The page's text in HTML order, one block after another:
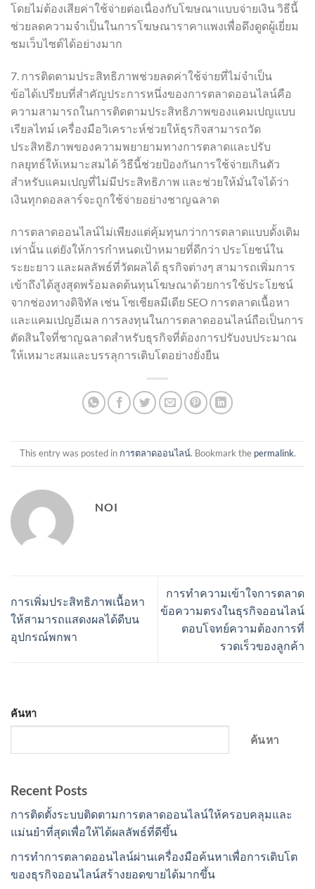
โดยไม่ต้องเสียค่าใช้จ่ายต่อเนื่องกับโฆษณาแบบจ่ายเงิน วิธีนี้
ช่วยลดความจำเป็นในการโฆษณาราคาแพงเพื่อดึงดูดผู้เยี่ยม
ชมเว็บไซต์ได้อย่างมาก
7. การติดตามประสิทธิภาพช่วยลดค่าใช้จ่ายที่ไม่จำเป็น
ข้อได้เปรียบที่สำคัญประการหนึ่งของการตลาดออนไลน์คือ
ความสามารถในการติดตามประสิทธิภาพของแคมเปญแบบ
เรียลไทม์ เครื่องมือวิเคราะห์ช่วยให้ธุรกิจสามารถวัด
ประสิทธิภาพของความพยายามทางการตลาดและปรับ
กลยุทธ์ให้เหมาะสมได้ วิธีนี้ช่วยป้องกันการใช้จ่ายเกินตัว
สำหรับแคมเปญที่ไม่มีประสิทธิภาพ และช่วยให้มั่นใจได้ว่า
เงินทุกดอลลาร์จะถูกใช้จ่ายอย่างชาญฉลาด
การตลาดออนไลน์ไม่เพียงแต่คุ้มทุนกว่าการตลาดแบบดั้งเดิม
เท่านั้น แต่ยังให้การกำหนดเป้าหมายที่ดีกว่า ประโยชน์ใน
ระยะยาว และผลลัพธ์ที่วัดผลได้ ธุรกิจต่างๆ สามารถเพิ่มการ
เข้าถึงได้สูงสุดพร้อมลดต้นทุนโฆษณาด้วยการใช้ประโยชน์
จากช่องทางดิจิทัล เช่น โซเชียลมีเดีย SEO การตลาดเนื้อหา
และแคมเปญอีเมล การลงทุนในการตลาดออนไลน์ถือเป็นการ
ตัดสินใจที่ชาญฉลาดสำหรับธุรกิจที่ต้องการปรับงบประมาณ
ให้เหมาะสมและบรรลุการเติบโตอย่างยั่งยืน
This entry was posted in การตลาดออนไลน์. Bookmark the permalink.
NOI
การเพิ่มประสิทธิภาพเนื้อหา
ให้สามารถแสดงผลได้ดีบน
อุปกรณ์พกพา
การทำความเข้าใจการตลาด
ข้อความตรงในธุรกิจออนไลน์
ตอบโจทย์ความต้องการที่
รวดเร็วของลูกค้า
ค้นหา
ค้นหา
Recent Posts
การติดตั้งระบบติดตามการตลาดออนไลน์ให้ครอบคลุมและ
แม่นยำที่สุดเพื่อให้ได้ผลลัพธ์ที่ดีขึ้น
การทำการตลาดออนไลน์ผ่านเครื่องมือค้นหาเพื่อการเติบโต
ของธุรกิจออนไลน์สร้างยอดขายได้มากขึ้น